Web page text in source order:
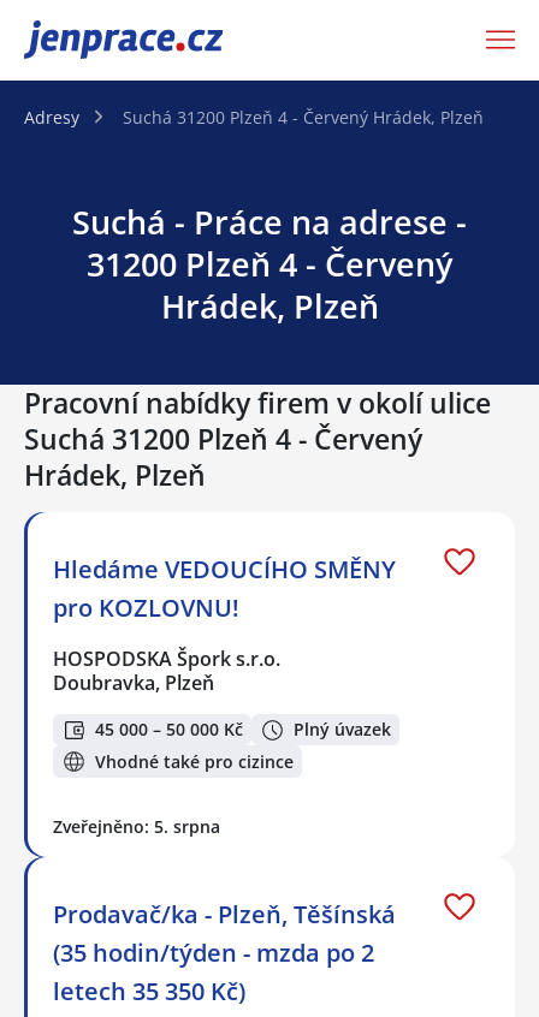
JenPráce.cz
Adresy Suchá 31200 Plzeň 4 - Červený Hrádek, Plzeň
Suchá - Práce na adrese -
31200 Plzeň 4 - Červený
Hrádek, Plzeň
Pracovní nabídky firem v okolí ulice
Suchá 31200 Plzeň 4 - Červený
Hrádek, Plzeň
Hledáme VEDOUCÍHO SMĚNY
pro KOZLOVNU!
HOSPODSKA Špork s.r.o.
Doubravka, Plzeň
45 000 – 50 000 Kč
Plný úvazek
Vhodné také pro cizince
Zveřejněno: 5. srpna
Prodavač/ka - Plzeň, Těšínská
(35 hodin/týden - mzda po 2
letech 35 350 Kč)